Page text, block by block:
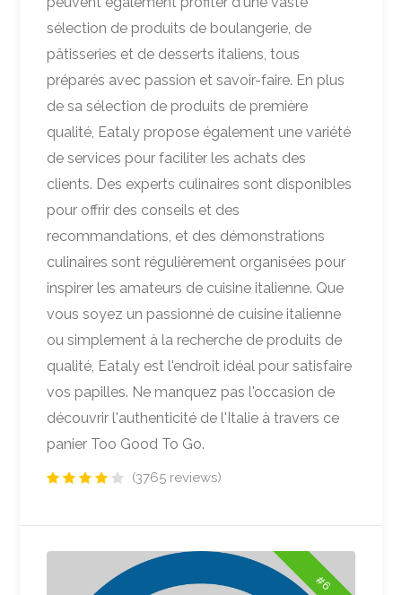
sélection de produits de boulangerie, de
pâtisseries et de desserts italiens, tous
préparés avec passion et savoir-faire. En plus
de sa sélection de produits de première
qualité, Eataly propose également une variété
de services pour faciliter les achats des
clients. Des experts culinaires sont disponibles
pour offrir des conseils et des
recommandations, et des démonstrations
culinaires sont régulièrement organisées pour
inspirer les amateurs de cuisine italienne. Que
vous soyez un passionné de cuisine italienne
ou simplement à la recherche de produits de
qualité, Eataly est l'endroit idéal pour satisfaire
vos papilles. Ne manquez pas l'occasion de
découvrir l'authenticité de l'Italie à travers ce
panier Too Good To Go.
(3765 reviews)
#6